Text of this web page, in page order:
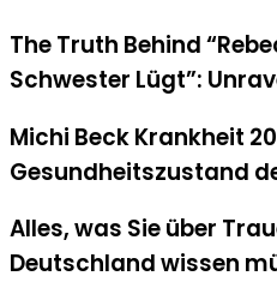
The Truth Behind
Schwester Lügt”:
Michi Beck Krankheit
Gesundheitszustand
Alles, was Sie über
Deutschland wissen